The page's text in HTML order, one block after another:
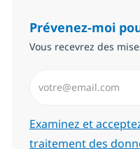
Prévenez-moi
Vous recevrez des
Required
Examinez et
traitement des